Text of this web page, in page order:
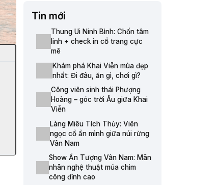
Tin mới
Thung Ui Ninh Bình: Chốn tâm
linh + check in cổ trang cực
mê
Khám phá Khai Viễn mùa đẹp
nhất: Đi đâu, ăn gì, chơi gì?
Công viên sinh thái Phượng
Hoàng – góc trời Âu giữa Khai
Viễn
Làng Miêu Tích Thủy: Viên
ngọc cổ ẩn mình giữa núi rừng
Vân Nam
Show Ấn Tượng Vân Nam: Mãn
nhãn nghệ thuật múa chim
công đỉnh cao